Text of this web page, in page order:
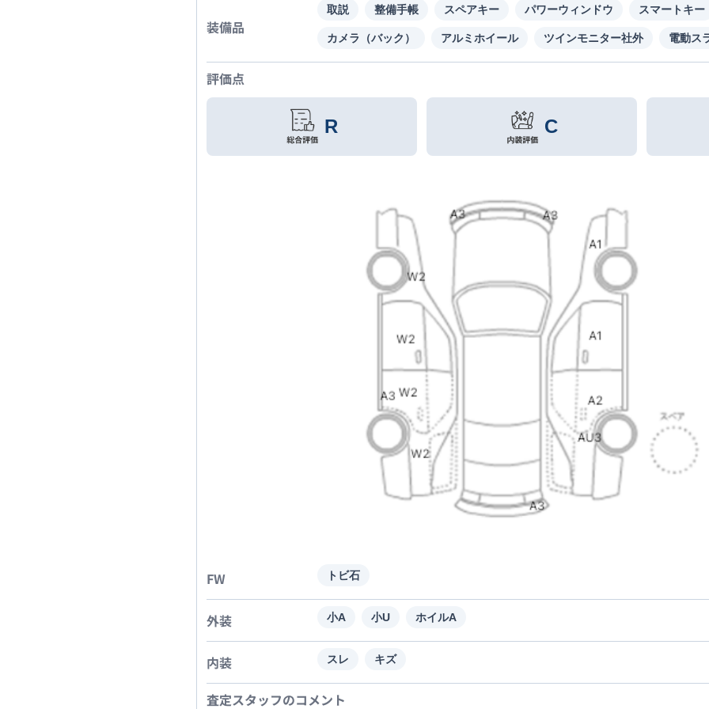
装備品
取説 整備手帳 スペアキー パワーウィンドウ スマートキー
カメラ（バック） アルミホイール ツインモニター社外 電動ス
評価点
R C
FW トビ石
外装 小A 小U ホイルA
内装 スレ キズ
査定スタッフのコメント